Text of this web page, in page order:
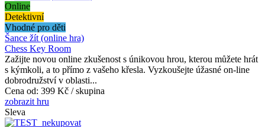
Online
Detektivní
Vhodné pro děti
Šance žít (online hra)
Chess Key Room
Zažijte novou online zkušenost s únikovou hrou, kterou můžete hrát
s kýmkoli, a to přímo z vašeho křesla. Vyzkoušejte úžasné on-line
dobrodružství v oblasti...
Cena od: 399 Kč / skupina
zobrazit hru
Sleva